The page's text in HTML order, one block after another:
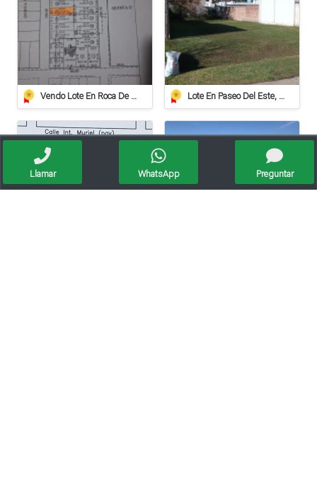
Vendo Lote En Roca De 612 Mts/2º Lote En Paseo Del Este, Entorno Residencial.
Llamar WhatsApp Preguntar